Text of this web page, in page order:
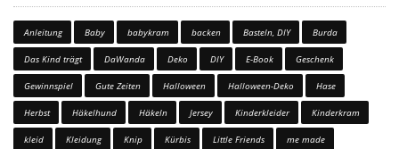
Anleitung Baby babykram backen Basteln, DIY Burda
Das Kind trägt DaWanda Deko DIY E-Book Geschenk
Gewinnspiel Gute Zeiten Halloween Halloween-Deko Hase
Herbst Häkelhund Häkeln Jersey Kinderkleider Kinderkram
kleid Kleidung Knip Kürbis Little Friends me made